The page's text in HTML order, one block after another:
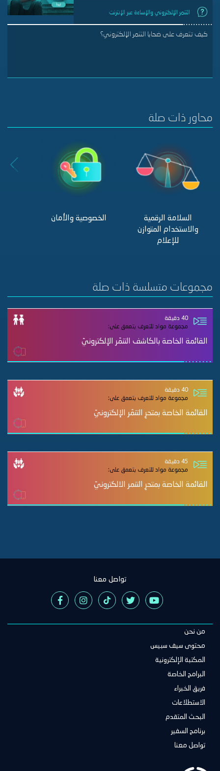
التنمر الإلكتروني والإساءة عبر الإنترنت
كيف تتعرف على ضحايا التنمر الإلكتروني؟
محاور ذات صلة
الخصوصية والأمان
السلامة الرقمية
والاستخدام المتوازن
للإعلام
مجموعات متسلسة ذات صلة
40 دقيقة
مجموعة مواد للتعرف بتعمق على:
القائمة الخاصة بالكاشف التنمّر الإلكترونيّ
40 دقيقة
مجموعة مواد للتعرف بتعمق على:
القائمة الخاصة بمتحرِ التنمّر الإلكترونيّ
45 دقيقة
مجموعة مواد للتعرف بتعمق على:
القائمة الخاصة بمتحرِ التنمر الالكترونيّ
Main
navigation
من نحن
محتوى سيف سبيس
المكتبة الإلكترونية
البرامج الخاصة
فريق الخبراء
الاستطلاعات
البحث المتقدم
برنامج السفير
تواصل معنا
تواصل معنا